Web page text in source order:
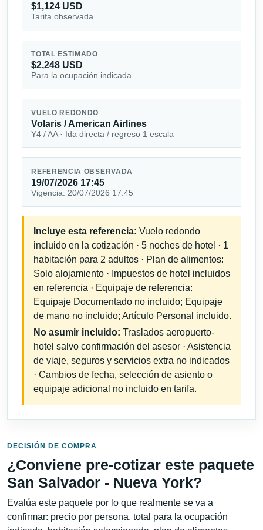
$1,124 USD
Tarifa observada
TOTAL ESTIMADO
$2,248 USD
Para la ocupación indicada
VUELO REDONDO
Volaris / American Airlines
Y4 / AA · Ida directa / regreso 1 escala
REFERENCIA OBSERVADA
19/07/2026 17:45
Vigencia: 20/07/2026 17:45
Incluye esta referencia: Vuelo redondo
incluido en la cotización · 5 noches de hotel · 1
habitación para 2 adultos · Plan de alimentos:
Solo alojamiento · Impuestos de hotel incluidos
en referencia · Equipaje de referencia:
Equipaje Documentado no incluido; Equipaje
de mano no incluido; Artículo Personal incluido.
No asumir incluido: Traslados aeropuerto-
hotel salvo confirmación del asesor · Asistencia
de viaje, seguros y servicios extra no indicados
· Cambios de fecha, selección de asiento o
equipaje adicional no incluido en tarifa.
DECISIÓN DE COMPRA
¿Conviene pre-cotizar este paquete
San Salvador - Nueva York?
Evalúa este paquete por lo que realmente se va a
confirmar: precio por persona, total para la ocupación